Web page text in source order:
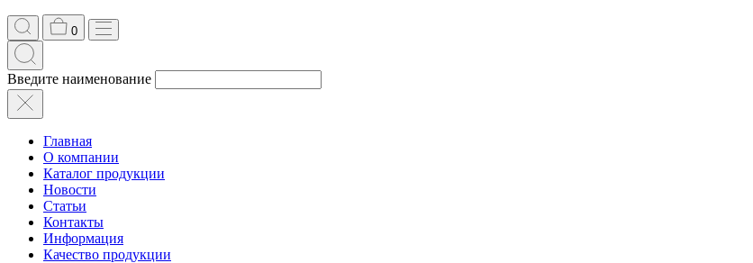
0
Введите наименование
Главная
О компании
Каталог продукции
Новости
Статьи
Контакты
Информация
Качество продукции